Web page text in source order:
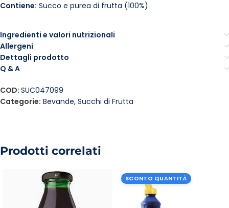
Contiene: Succo e purea di frutta (100%)
Ingredienti e valori nutrizionali
Allergeni
Dettagli prodotto
Q & A
COD: SUC047099
Categorie: Bevande, Succhi di Frutta
Prodotti correlati
SCONTO QUANTITÀ